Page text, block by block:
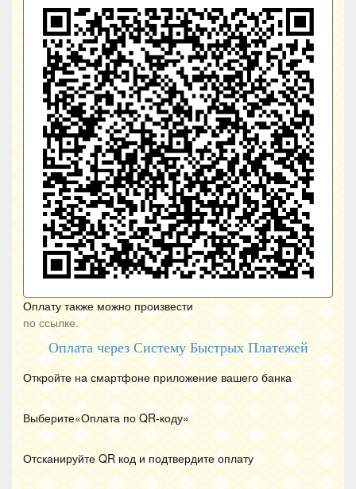
Оплату также можно произвести
по ссылке.
Оплата через Систему Быстрых Платежей
Откройте на смартфоне приложение вашего банка
Выберите«Оплата по QR-коду»
Отсканируйте QR код и подтвердите оплату